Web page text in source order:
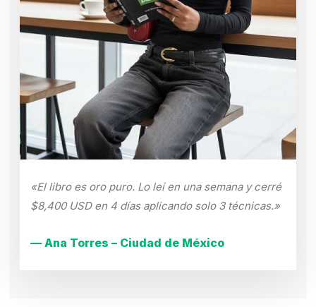
«El libro es oro puro. Lo leí en una semana y cerré
$8,400 USD en 4 días aplicando solo 3 técnicas.»
— Ana Torres – Ciudad de México